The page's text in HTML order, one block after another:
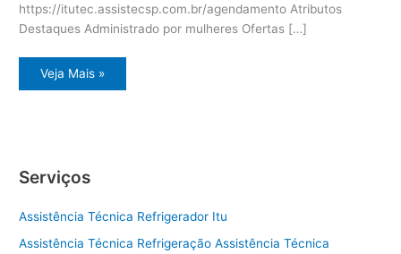
https://itutec.assistecsp.com.br/agendamento Atributos
Destaques Administrado por mulheres Ofertas […]
Assistência
eletrodoméstico
Veja Mais »
Serviços
Assistência Técnica Refrigerador Itu
Assistência Técnica Refrigeração Assistência Técnica